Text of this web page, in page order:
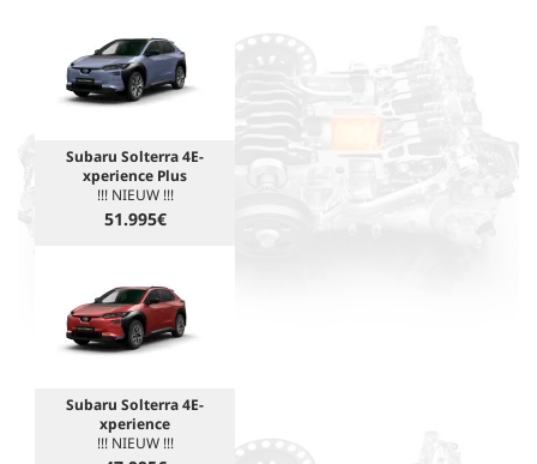
Subaru Solterra 4E-
xperience Plus
!!! NIEUW !!!
51.995€
Subaru Solterra 4E-
xperience
!!! NIEUW !!!